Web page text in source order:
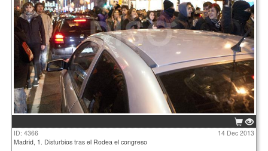
ID: 4366
14 Dec 2013
Madrid, 1. Disturbios tras el Rodea el congreso